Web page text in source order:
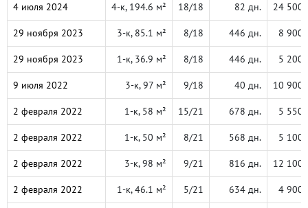
4 июля 2024 4-к, 194.6 м² 18/18 82 дн. 24 500
29 ноября 2023 3-к, 85.1 м² 8/18 446 дн. 8 900
29 ноября 2023 1-к, 36.9 м² 8/18 446 дн. 5 200
9 июля 2022 3-к, 97 м² 9/18 40 дн. 10 900
2 февраля 2022 1-к, 58 м² 15/21 678 дн. 5 550
2 февраля 2022 1-к, 50 м² 8/21 568 дн. 5 100
2 февраля 2022 3-к, 98 м² 9/21 816 дн. 12 100
2 февраля 2022 1-к, 46.1 м² 5/21 634 дн. 4 900